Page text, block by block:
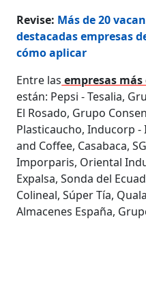
Revise: Más de 20
destacadas empresas
cómo aplicar
Entre las empresas
están: Pepsi - Tesalia,
El Rosado, Grupo
Plasticaucho, Inducorp
and Coffee, Casabaca,
Imporparis, Oriental
Expalsa, Sonda del
Colineal, Súper Tía,
Almacenes España,